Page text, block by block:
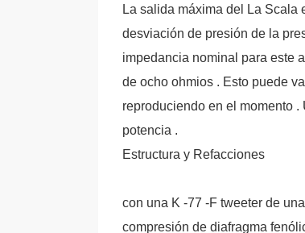
La salida máxima del La Scala
desviación de presión de la
impedancia nominal para este
de ocho ohmios . Esto puede
reproduciendo en el momento
potencia .
Estructura y Refacciones
con una K -77 -F tweeter de
compresión de diafragma